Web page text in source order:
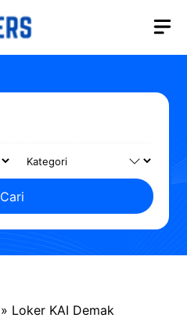
Cari
» Loker KAI Demak